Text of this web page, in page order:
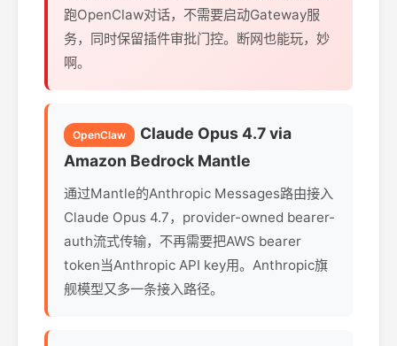
跑OpenClaw对话，不需要启动Gateway服
务，同时保留插件审批门控。断网也能玩，妙
啊。
OpenClaw
Claude Opus 4.7 via
Amazon Bedrock Mantle
通过Mantle的Anthropic Messages路由接入
Claude Opus 4.7，provider-owned bearer-
auth流式传输，不再需要把AWS bearer
token当Anthropic API key用。Anthropic旗
舰模型又多一条接入路径。